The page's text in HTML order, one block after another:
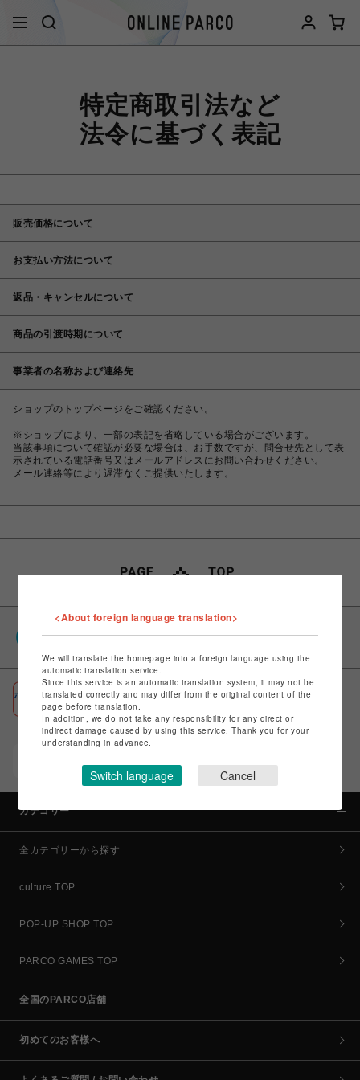
特定商取引法など
法令に基づく表記
販売価格について
お支払い方法について
返品・キャンセルについて
商品の引渡時期について
事業者の名称および連絡先
ショップのトップページをご確認ください。
※ショップにより、一部の表記を省略している場合がございます。
当該事項について確認が必要な場合は、お手数ですが、問合せ先として表
示されている電話番号又はメールアドレスにお問い合わせください。
メール連絡等により遅滞なくご提供いたします。
PARCOポイント
ポケパル払い
初回登録＆お買物で最大1,500円分のPARCOポイント進呈
コイン＆クーポンでPARCOでのお買い物がオトクに
カテゴリー
全カテゴリーから探す
culture TOP
POP-UP SHOP TOP
PARCO GAMES TOP
全国のPARCO店舗
初めてのお客様へ
<About foreign language translation>
We will translate the homepage into a foreign language using the
automatic translation service.
Since this service is an automatic translation system, it may not be
translated correctly and may differ from the original content of the
page before translation.
In addition, we do not take any responsibility for any direct or
indirect damage caused by using this service. Thank you for your
understanding in advance.
Switch language Cancel